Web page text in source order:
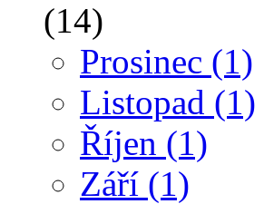
(14)
Prosinec (1)
Listopad (1)
Říjen (1)
Září (1)